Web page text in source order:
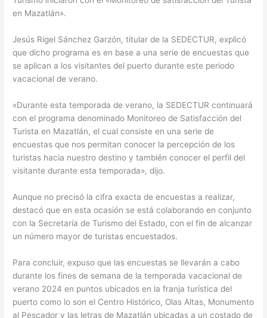
en Mazatlán».
Jesús Rigel Sánchez Garzón, titular de la SEDECTUR, explicó
que dicho programa es en base a una serie de encuestas que
se aplican a los visitantes del puerto durante este periodo
vacacional de verano.
«Durante esta temporada de verano, la SEDECTUR continuará
con el programa denominado Monitoreo de Satisfacción del
Turista en Mazatlán, el cual consiste en una serie de
encuestas que nos permitan conocer la percepción de los
turistas hacia nuestro destino y también conocer el perfil del
visitante durante esta temporada», dijo.
Aunque no precisó la cifra exacta de encuestas a realizar,
destacó que en esta ocasión se está colaborando en conjunto
con la Secretaría de Turismo del Estado, con el fin de alcanzar
un número mayor de turistas encuestados.
Para concluir, expuso que las encuestas se llevarán a cabo
durante los fines de semana de la temporada vacacional de
verano 2024 en puntos ubicados en la franja turística del
puerto como lo son el Centro Histórico, Olas Altas, Monumento
al Pescador y las letras de Mazatlán ubicadas a un costado de